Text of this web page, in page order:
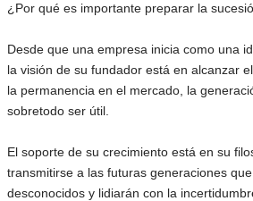
¿Por qué es importante preparar la
Desde que una empresa inicia como una
la visión de su fundador está en alcanzar
la permanencia en el mercado, la
sobretodo ser útil.
El soporte de su crecimiento está en su
transmitirse a las futuras generaciones
desconocidos y lidiarán con la